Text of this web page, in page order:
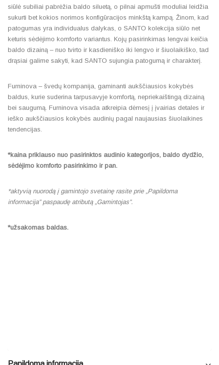
siūlė subiliai pabrėžia baldo siluetą, o pilnai apmušti moduliai leidžia
sukurti bet kokios norimos konfigūracijos minkštą kampą. Žinom, kad
patogumas yra individualus dalykas, o SANTO kolekcija siūlo net
keturis sėdėjimo komforto variantus. Kojų pasirinkimas lengvai keičia
baldo dizainą – nuo tvirto ir kasdieniško iki lengvo ir šiuolaikiško, tad
drąsiai galime sakyti, kad SANTO sujungia patogumą ir charakterį.
Furninova – švedų kompanija, gaminanti aukščiausios kokybės
baldus, kurie suderina tarpusavyje komfortą, nepriekaištingą dizainą
bei saugumą. Furninova visada atkreipia dėmesį į įvairias detales ir
ieško aukščiausios kokybės audinių pagal naujausias šiuolaikines
tendencijas.
*kaina priklauso nuo pasirinktos audinio kategorijos, baldo dydžio,
sėdėjimo komforto pasirinkimo ir pan.
*aktyvią nuorodą į gamintojo svetainę rasite prie „Papildoma
informacija” paspaudę atributą „Gamintojas”.
*užsakomas baldas.